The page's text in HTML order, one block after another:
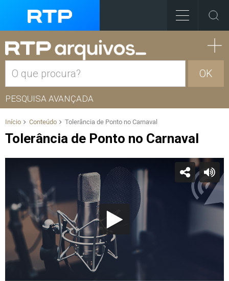
OK
PESQUISA AVANÇADA
Início Conteúdo Tolerância de Ponto no Carnaval
Tolerância de Ponto no Carnaval